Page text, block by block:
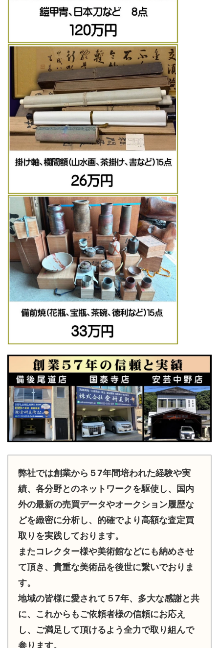
弊社では創業から５7年間培われた経験や実
績、各分野とのネットワークを駆使し、国内
外の最新の売買データやオークション履歴な
どを緻密に分析し、的確でより高額な査定買
取りを実践しております。
またコレクター様や美術館などにも納めさせ
て頂き、貴重な美術品を後世に繋いでおりま
す。
地域の皆様に愛されて５7年、多大な感謝と共
に、これからもご依頼者様の信頼にお応え
し、ご満足して頂けるよう全力で取り組んで
参ります。